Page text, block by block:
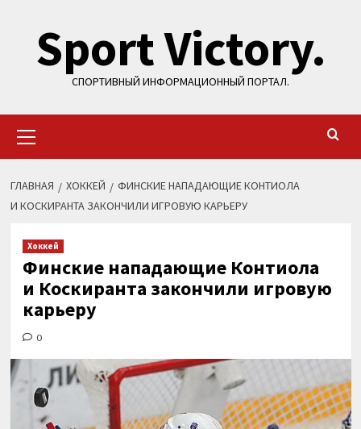
содержимому
Sport Victory.
СПОРТИВНЫЙ ИНФОРМАЦИОННЫЙ ПОРТАЛ.
меню
ГЛАВНАЯ ХОККЕЙ
ФИНСКИЕ НАПАДАЮЩИЕ КОНТИОЛА
И КОСКИРАНТА ЗАКОНЧИЛИ ИГРОВУЮ КАРЬЕРУ
Хоккей
Финские нападающие Контиола
и Коскиранта закончили игровую
карьеру
0